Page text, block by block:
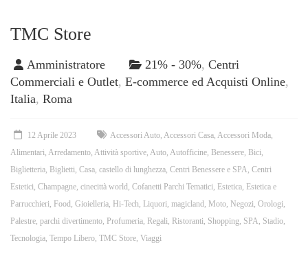
TMC Store
Amministratore 21% - 30%, Centri
Commerciali e Outlet, E-commerce ed Acquisti Online,
Italia, Roma
12 Aprile 2023 Accessori Auto, Accessori Casa, Accessori Moda,
Alimentari, Arredamento, Attività sportive, Auto, Autofficine, Benessere, Bici,
Biglietteria, Biglietti, Casa, castello di lunghezza, Centri Benessere e SPA, Centri
Estetici, Champagne, cinecittà world, Cofanetti Parchi Tematici, Estetica, Estetica e
Parrucchieri, Food, Gioielleria, Hi-Tech, Liquori, magicland, Moto, Negozi, Orologi,
Palestre, parchi divertimento, Profumeria, Regali, Ristoranti, Shopping, SPA, Stadio,
Tecnologia, Tempo Libero, TMC Store, Viaggi